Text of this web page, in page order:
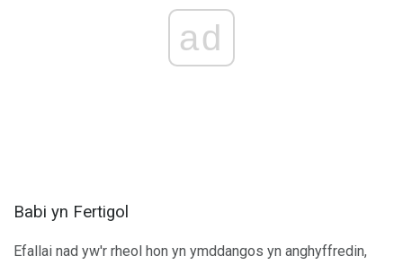
ad
Babi yn Fertigol
Efallai nad yw'r rheol hon yn ymddangos yn anghyffredin,